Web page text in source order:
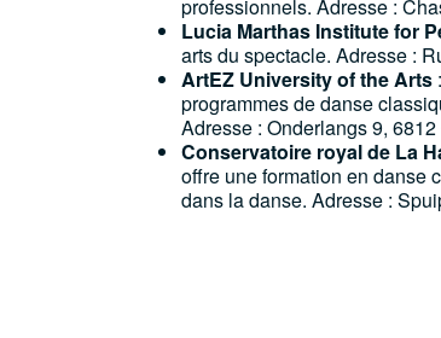
professionnels. Adresse :
Lucia Marthas Institute for
arts du spectacle. Adresse :
ArtEZ University of the Arts
programmes de danse
Adresse : Onderlangs 9,
Conservatoire royal de La
offre une formation en danse
dans la danse. Adresse :